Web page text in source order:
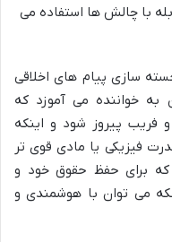
با چالش ها استفاده می
سازی پیام های اخلاقی
به خواننده می آموزد که
فریب پیروز شود و اینکه
فیزیکی یا مادی قوی تر
برای حفظ حقوق خود و
می توان با هوشمندی و